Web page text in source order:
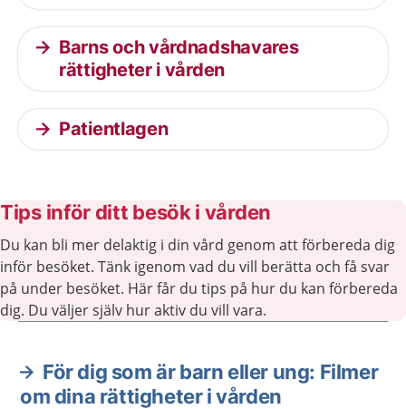
Barns och vårdnadshavares
rättigheter i vården
Patientlagen
Tips inför ditt besök i vården
Du kan bli mer delaktig i din vård genom att förbereda dig
inför besöket. Tänk igenom vad du vill berätta och få svar
på under besöket. Här får du tips på hur du kan förbereda
dig. Du väljer själv hur aktiv du vill vara.
Aktuella artiklar
För dig som är barn eller ung: Filmer
om dina rättigheter i vården